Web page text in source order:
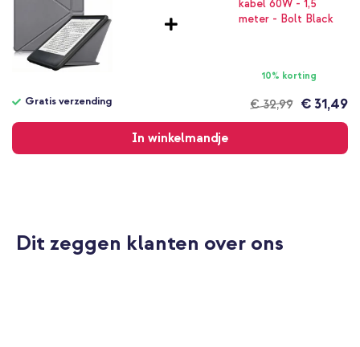
10% korting
€ 32,99
Gratis verzending € 31,49
In winkelmandje
verzending
Dit zeggen klanten over ons